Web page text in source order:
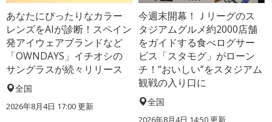
あなたにぴったりなカラー
レンズをAIが診断！スペイン
発アイウェアブランドなど
「OWNDAYS」イチオシの
サングラスが続々リリース
全国
2026年8月4日 17:00更新
今週末開幕！Ｊリーグのス
タジアムグルメ約2000店舗
をガイドする食べログサー
ビス「スタモグ」がローン
チ！“おいしい”をスタジアム
観戦の入り口に
全国